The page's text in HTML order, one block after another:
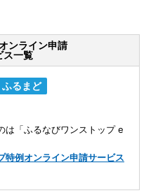
ンライン申請
ス一覧
ふるまど
は「ふるなびワンストップ e
特例オンライン申請サービス